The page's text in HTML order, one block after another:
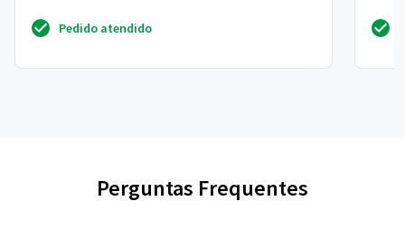
Pedido atendido
Perguntas Frequentes